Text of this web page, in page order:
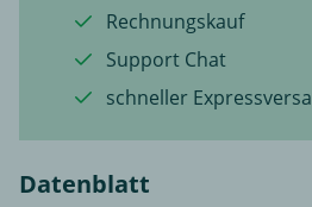
Rechnungskauf
Support Chat
schneller
Datenblatt